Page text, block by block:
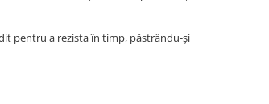
pentru a rezista în timp, păstrându-și